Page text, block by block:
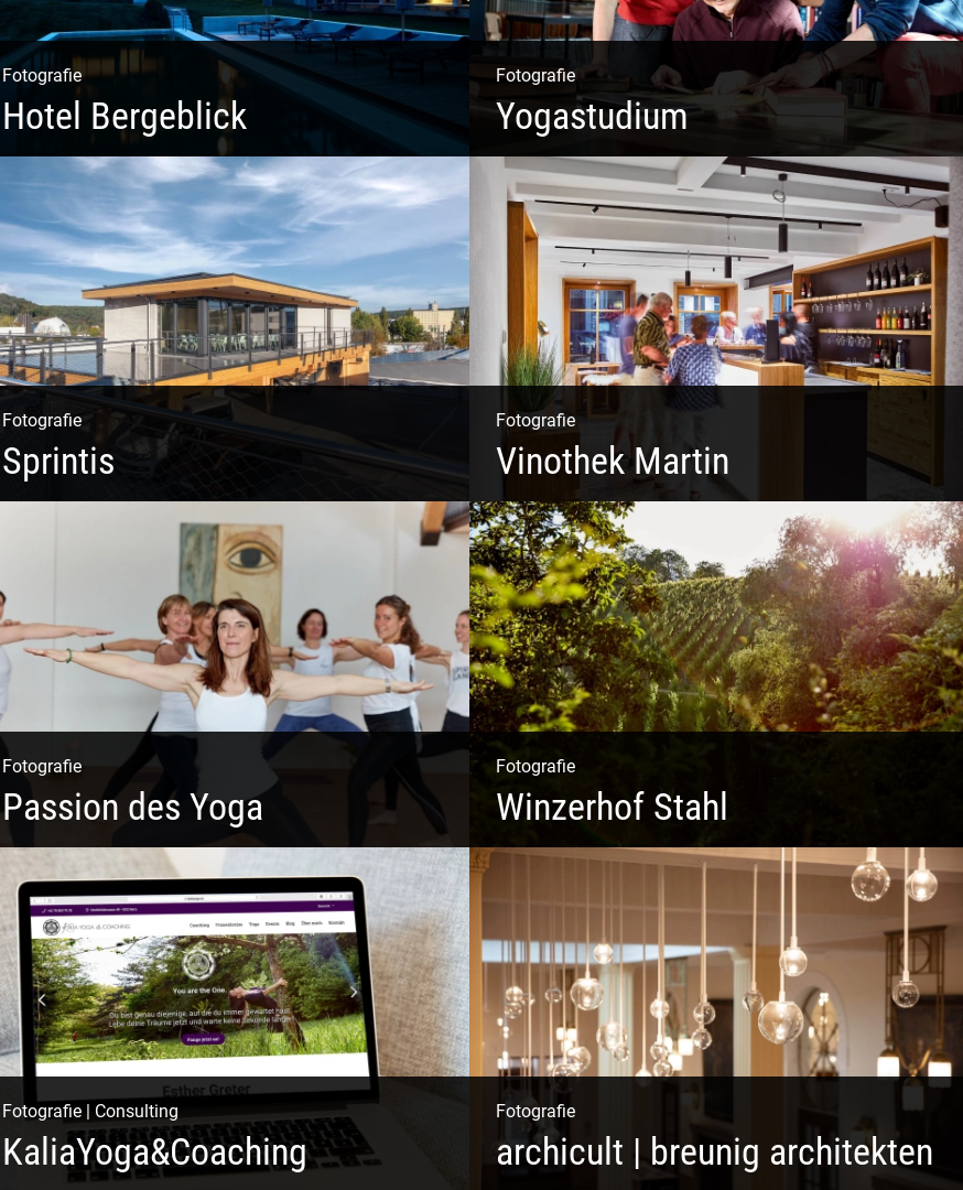
Fotografie
Hotel Bergeblick
Wunderbare Architektur, außergewöhnliches Design –
eine Oase der Ruhe und Entspannung. Ausgedehnte
Fotostrecke
Fotografie
Yogastudium
Philosophie | Asana | Yogapraxis
Fotografie
Sprintis
Wer will nicht dort arbeiten?
Fotografie
Vinothek Martin
Shooting Vinothek und Ferienwohnung
Fotografie
Passion des Yoga
Ein herzliches Team
Fotografie
Winzerhof Stahl
Ganz neu durfte es werden. Alles. Fotos. Web. Shop.
Fotografie| Consulting
KaliaYoga&Coaching
Fotografie
archicult | breunig architekten